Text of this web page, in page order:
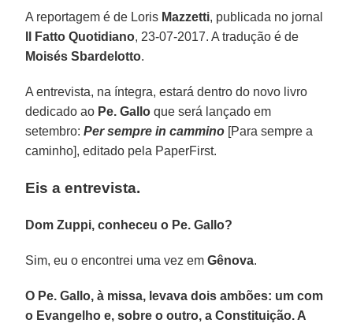
A reportagem é de Loris Mazzetti, publicada no jornal
Il Fatto Quotidiano, 23-07-2017. A tradução é de
Moisés Sbardelotto.
A entrevista, na íntegra, estará dentro do novo livro
dedicado ao Pe. Gallo que será lançado em
setembro:Per sempre in cammino [Para sempre a
caminho], editado pela PaperFirst.
Eis a entrevista.
Dom Zuppi, conheceu o Pe. Gallo?
Sim, eu o encontrei uma vez emGênova.
O Pe. Gallo, à missa, levava dois ambões: um com
o Evangelho e, sobre o outro, a Constituição. A